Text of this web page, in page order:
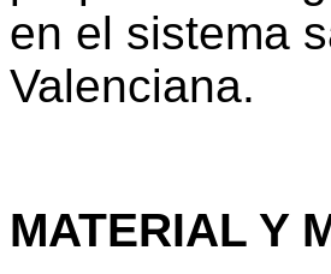
en el sistema
Valenciana.
MATERIAL Y